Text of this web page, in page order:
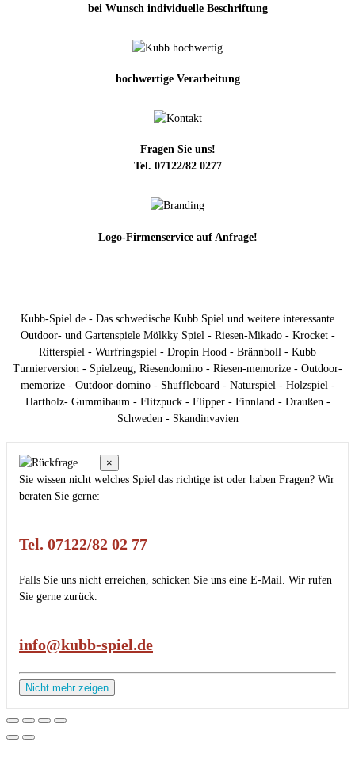
bei Wunsch individuelle Beschriftung
hochwertige Verarbeitung
Fragen Sie uns!
Tel. 07122/82 0277
Logo-Firmenservice auf Anfrage!
Kubb-Spiel.de - Das schwedische Kubb Spiel und weitere interessante
Outdoor- und Gartenspiele Mölkky Spiel - Riesen-Mikado - Krocket -
Ritterspiel - Wurfringspiel - Dropin Hood - Brännboll - Kubb
Turnierversion - Spielzeug, Riesendomino - Riesen-memorize - Outdoor-
memorize - Outdoor-domino - Shuffleboard - Naturspiel - Holzspiel -
Hartholz- Gummibaum - Flitzpuck - Flipper - Finnland - Draußen -
Schweden - Skandinvavien
×
Sie wissen nicht welches Spiel das richtige ist oder haben Fragen? Wir
beraten Sie gerne:
Tel. 07122/82 02 77
Falls Sie uns nicht erreichen, schicken Sie uns eine E-Mail. Wir rufen
Sie gerne zurück.
info@kubb-spiel.de
Nicht mehr zeigen